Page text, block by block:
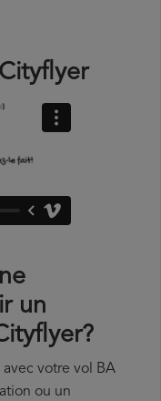
un
votre vol BA
ou un